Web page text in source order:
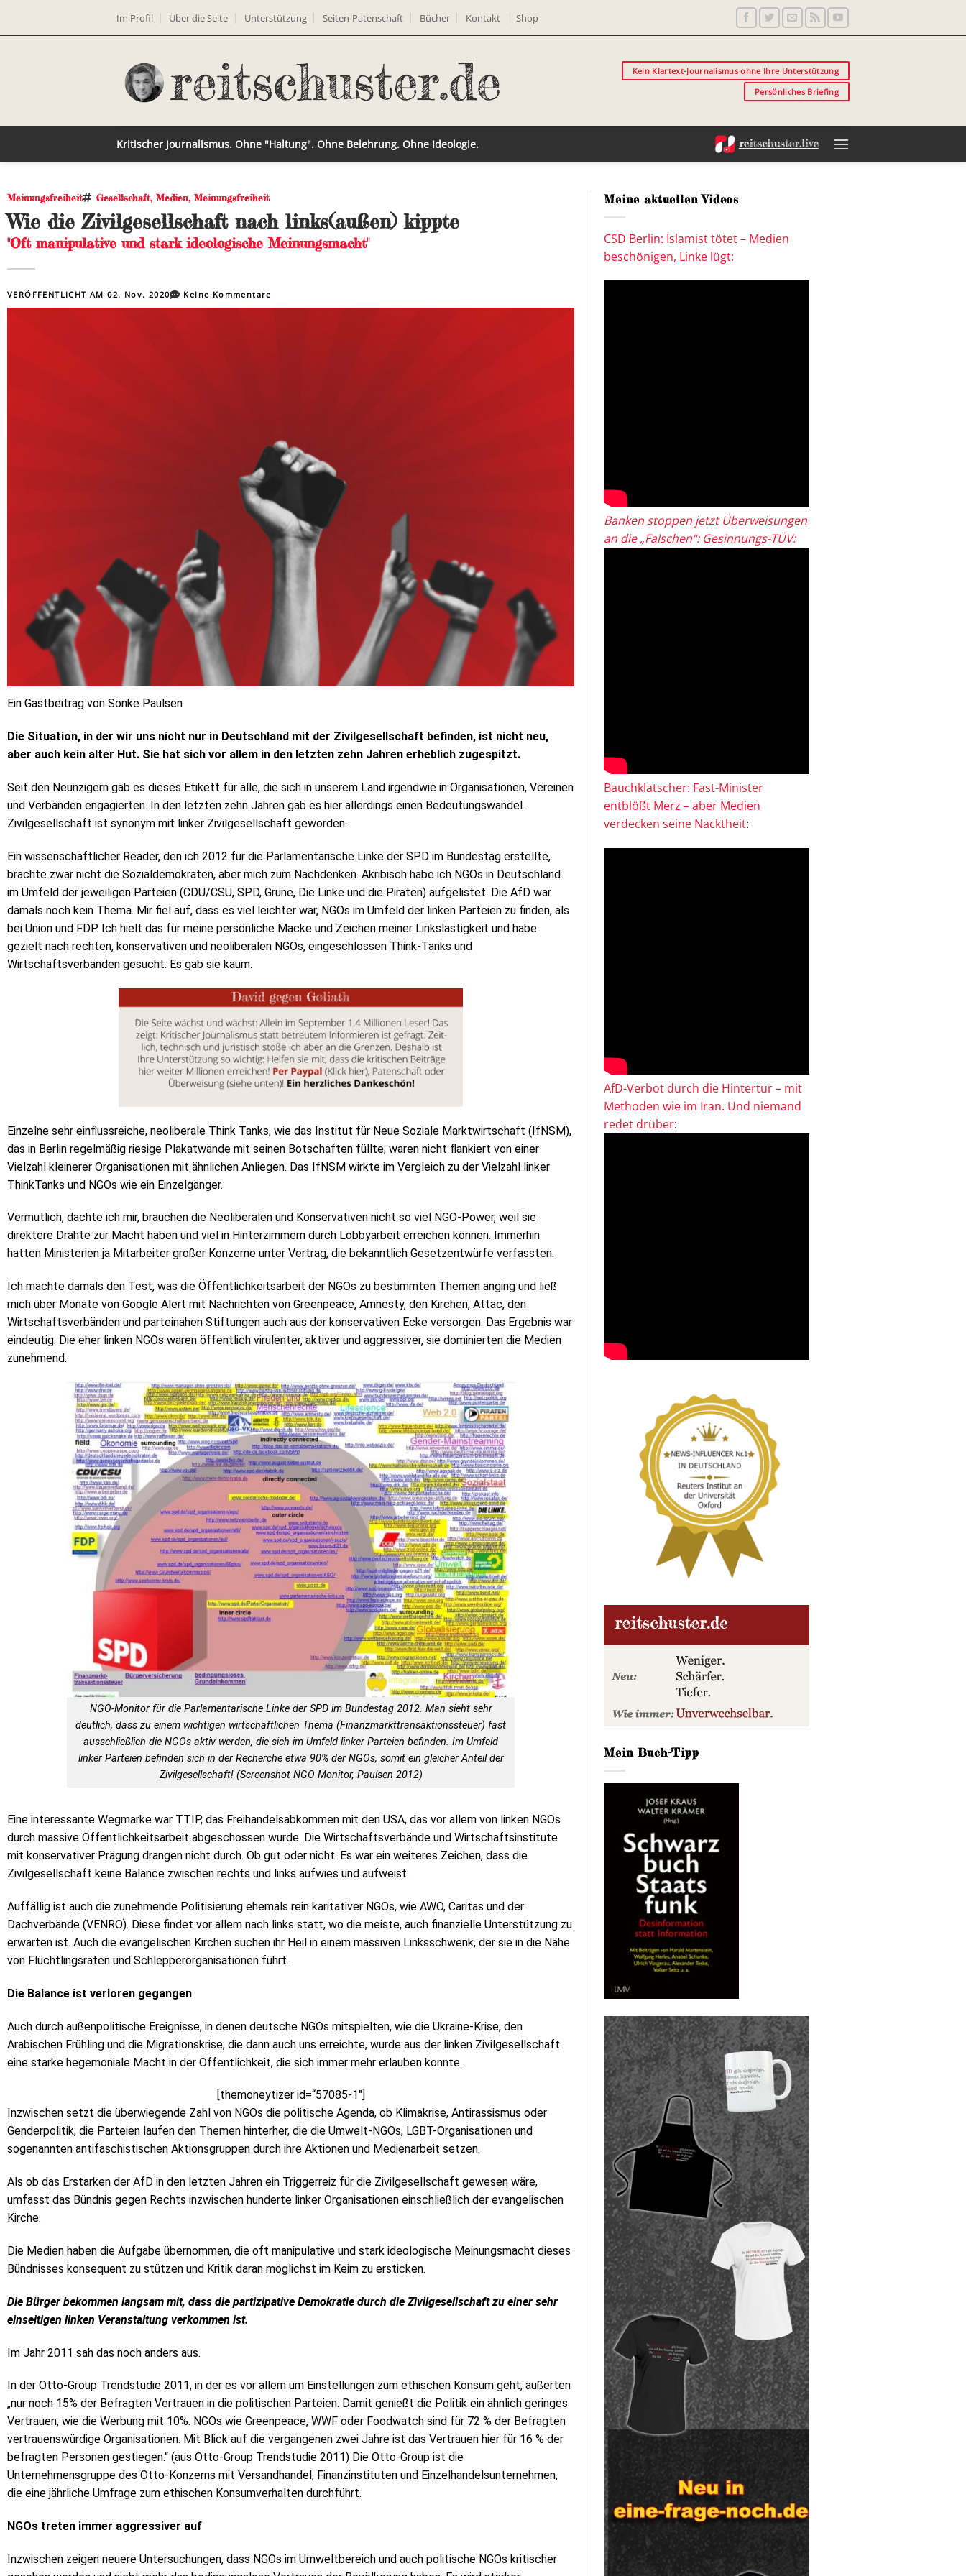
Im Profil Über die Seite Unterstützung Seiten-Patenschaft Bücher Kontakt Shop
Kein Klartext-Journalismus ohne Ihre Unterstützung
Persönliches Briefing
Kritischer Journalismus. Ohne "Haltung". Ohne Belehrung. Ohne Ideologie.
Meinungsfreiheit Gesellschaft, Medien, Meinungsfreiheit
Wie die Zivilgesellschaft nach links(außen) kippte
"Oft manipulative und stark ideologische Meinungsmacht"
VERÖFFENTLICHT AM02. Nov. 2020 Keine Kommentare
Ein Gastbeitrag von Sönke Paulsen
Die Situation, in der wir uns nicht nur in Deutschland mit der Zivilgesellschaft befinden, ist nicht neu,
aber auch kein alter Hut. Sie hat sich vor allem in den letzten zehn Jahren erheblich zugespitzt.
Seit den Neunzigern gab es dieses Etikett für alle, die sich in unserem Land irgendwie in Organisationen, Vereinen
und Verbänden engagierten. In den letzten zehn Jahren gab es hier allerdings einen Bedeutungswandel.
Zivilgesellschaft ist synonym mit linker Zivilgesellschaft geworden.
Ein wissenschaftlicher Reader, den ich 2012 für die Parlamentarische Linke der SPD im Bundestag erstellte,
brachte zwar nicht die Sozialdemokraten, aber mich zum Nachdenken. Akribisch habe ich NGOs in Deutschland
im Umfeld der jeweiligen Parteien (CDU/CSU, SPD, Grüne, Die Linke und die Piraten) aufgelistet. Die AfD war
damals noch kein Thema. Mir fiel auf, dass es viel leichter war, NGOs im Umfeld der linken Parteien zu finden, als
bei Union und FDP. Ich hielt das für meine persönliche Macke und Zeichen meiner Linkslastigkeit und habe
gezielt nach rechten, konservativen und neoliberalen NGOs, eingeschlossen Think-Tanks und
Wirtschaftsverbänden gesucht. Es gab sie kaum.
Einzelne sehr einflussreiche, neoliberale Think Tanks, wie das Institut für Neue Soziale Marktwirtschaft (IfNSM),
das in Berlin regelmäßig riesige Plakatwände mit seinen Botschaften füllte, waren nicht flankiert von einer
Vielzahl kleinerer Organisationen mit ähnlichen Anliegen. Das IfNSM wirkte im Vergleich zu der Vielzahl linker
ThinkTanks und NGOs wie ein Einzelgänger.
Vermutlich, dachte ich mir, brauchen die Neoliberalen und Konservativen nicht so viel NGO-Power, weil sie
direktere Drähte zur Macht haben und viel in Hinterzimmern durch Lobbyarbeit erreichen können. Immerhin
hatten Ministerien ja Mitarbeiter großer Konzerne unter Vertrag, die bekanntlich Gesetzentwürfe verfassten.
Ich machte damals den Test, was die Öffentlichkeitsarbeit der NGOs zu bestimmten Themen anging und ließ
mich über Monate von Google Alert mit Nachrichten von Greenpeace, Amnesty, den Kirchen, Attac, den
Wirtschaftsverbänden und parteinahen Stiftungen auch aus der konservativen Ecke versorgen. Das Ergebnis war
eindeutig. Die eher linken NGOs waren öffentlich virulenter, aktiver und aggressiver, sie dominierten die Medien
zunehmend.
NGO-Monitor für die Parlamentarische Linke der SPD im Bundestag 2012. Man sieht sehr
deutlich, dass zu einem wichtigen wirtschaftlichen Thema (Finanzmarkttransaktionssteuer) fast
ausschließlich die NGOs aktiv werden, die sich im Umfeld linker Parteien befinden. Im Umfeld
linker Parteien befinden sich in der Recherche etwa 90% der NGOs, somit ein gleicher Anteil der
Zivilgesellschaft! (Screenshot NGO Monitor, Paulsen 2012)
Eine interessante Wegmarke war TTIP, das Freihandelsabkommen mit den USA, das vor allem von linken NGOs
durch massive Öffentlichkeitsarbeit abgeschossen wurde. Die Wirtschaftsverbände und Wirtschaftsinstitute
mit konservativer Prägung drangen nicht durch. Ob gut oder nicht. Es war ein weiteres Zeichen, dass die
Zivilgesellschaft keine Balance zwischen rechts und links aufwies und aufweist.
Auffällig ist auch die zunehmende Politisierung ehemals rein karitativer NGOs, wie AWO, Caritas und der
Dachverbände (VENRO). Diese findet vor allem nach links statt, wo die meiste, auch finanzielle Unterstützung zu
erwarten ist. Auch die evangelischen Kirchen suchen ihr Heil in einem massiven Linksschwenk, der sie in die Nähe
von Flüchtlingsräten und Schlepperorganisationen führt.
Die Balance ist verloren gegangen
Auch durch außenpolitische Ereignisse, in denen deutsche NGOs mitspielten, wie die Ukraine-Krise, den
Arabischen Frühling und die Migrationskrise, die dann auch uns erreichte, wurde aus der linken Zivilgesellschaft
eine starke hegemoniale Macht in der Öffentlichkeit, die sich immer mehr erlauben konnte.
[themoneytizer id=“57085-1″]
Inzwischen setzt die überwiegende Zahl von NGOs die politische Agenda, ob Klimakrise, Antirassismus oder
Genderpolitik, die Parteien laufen den Themen hinterher, die die Umwelt-NGOs, LGBT-Organisationen und
sogenannten antifaschistischen Aktionsgruppen durch ihre Aktionen und Medienarbeit setzen.
Als ob das Erstarken der AfD in den letzten Jahren ein Triggerreiz für die Zivilgesellschaft gewesen wäre,
umfasst das Bündnis gegen Rechts inzwischen hunderte linker Organisationen einschließlich der evangelischen
Kirche.
Die Medien haben die Aufgabe übernommen, die oft manipulative und stark ideologische Meinungsmacht dieses
Bündnisses konsequent zu stützen und Kritik daran möglichst im Keim zu ersticken.
Die Bürger bekommen langsam mit, dass die partizipative Demokratie durch die Zivilgesellschaft zu einer sehr
einseitigen linken Veranstaltung verkommen ist.
Im Jahr 2011 sah das noch anders aus.
In der Otto-Group Trendstudie 2011, in der es vor allem um Einstellungen zum ethischen Konsum geht, äußerten
„nur noch 15% der Befragten Vertrauen in die politischen Parteien. Damit genießt die Politik ein ähnlich geringes
Vertrauen, wie die Werbung mit 10%. NGOs wie Greenpeace, WWF oder Foodwatch sind für 72 % der Befragten
vertrauenswürdige Organisationen. Mit Blick auf die vergangenen zwei Jahre ist das Vertrauen hier für 16 % der
befragten Personen gestiegen.“ (aus Otto-Group Trendstudie 2011) Die Otto-Group ist die
Unternehmensgruppe des Otto-Konzerns mit Versandhandel, Finanzinstituten und Einzelhandelsunternehmen,
die eine jährliche Umfrage zum ethischen Konsumverhalten durchführt.
NGOs treten immer aggressiver auf
Inzwischen zeigen neuere Untersuchungen, dass NGOs im Umweltbereich und auch politische NGOs kritischer
Meine aktuellen Videos
CSD Berlin: Islamist tötet – Medien
beschönigen, Linke lügt:
Banken stoppen jetzt Überweisungen
an die „Falschen“: Gesinnungs-TÜV:
Bauchklatscher: Fast-Minister
entblößt Merz – aber Medien
verdecken seine Nacktheit:
AfD-Verbot durch die Hintertür – mit
Methoden wie im Iran. Und niemand
redet drüber:
Mein Buch-Tipp